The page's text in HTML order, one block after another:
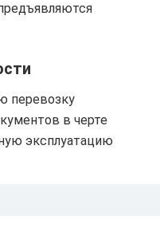
перевозку
в черте
эксплуатацию